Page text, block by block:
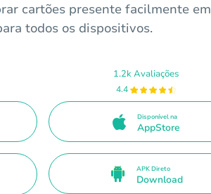
cartões presente facilmente em
todos os dispositivos.
1.2k Avaliações
4.4
Disponível na
AppStore
APK Direto
Download